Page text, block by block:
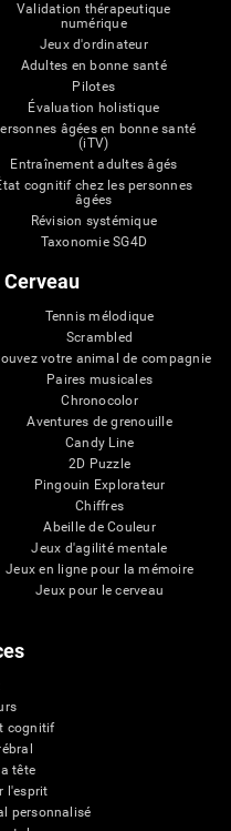
Validation thérapeutique
numérique
Jeux d'ordinateur
Adultes en bonne santé
Pilotes
Évaluation holistique
âgées en bonne santé
(iTV)
Entraînement adultes âgés
cognitif chez les personnes
âgées
Révision systémique
Taxonomie SG4D
Tennis mélodique
Scrambled
votre animal de compagnie
Paires musicales
Chronocolor
Aventures de grenouille
Candy Line
2D Puzzle
Pingouin Explorateur
Chiffres
Abeille de Couleur
Jeux d'agilité mentale
Jeux en ligne pour la mémoire
Jeux pour le cerveau
cognitif
tête
l'esprit
personnalisé